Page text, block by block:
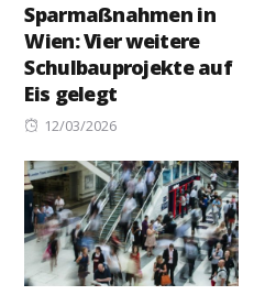
Sparmaßnahmen in
Wien: Vier weitere
Schulbauprojekte auf
Eis gelegt
Posted
12/03/2026